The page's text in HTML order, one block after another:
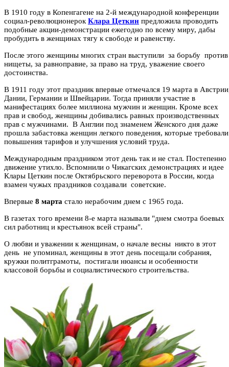
В 1910 году в Копенгагене на 2-й международной конференции
социал-революционерок Клара Цеткин предложила проводить
подобные акции-демонстрации ежегодно по всему миру, дабы
пробудить в женщинах тягу к свободе и равенству.
После этого женщины многих стран выступили за борьбу против
нищеты, за равноправие, за право на труд, уважение своего
достоинства.
В 1911 году этот праздник впервые отмечался 19 марта в
Дании, Германии и Швейцарии. Тогда приняли участие в
манифестациях более миллиона мужчин и женщин. Кроме всех
прав и свобод, женщины добивались равных производственных
прав с мужчинами. В Англии под знаменем Женского дня даже
прошла забастовка женщин легкого поведения, которые требовали
повышения тарифов и улучшения условий труда.
Международным праздником этот день так и не стал. Постепенно
движение утихло. Вспомнили о Чикагских демонстрациях и идее
Клары Цеткин после Октябрьского переворота в России, когда
взамен чужых праздников создавали советские.
Впервые 8 марта стало нерабочим днем с 1965 года.
В газетах того времени 8-е марта называли "днем смотра боевых
сил работниц и крестьянок всей страны".
О любви и уважении к женщинам, о начале весны никто в этот
день не упоминал, женщины в этот день посещали собрания,
кружки политграмоты, постигали нюансы и особенности
классовой борьбы и социалистического строительства.